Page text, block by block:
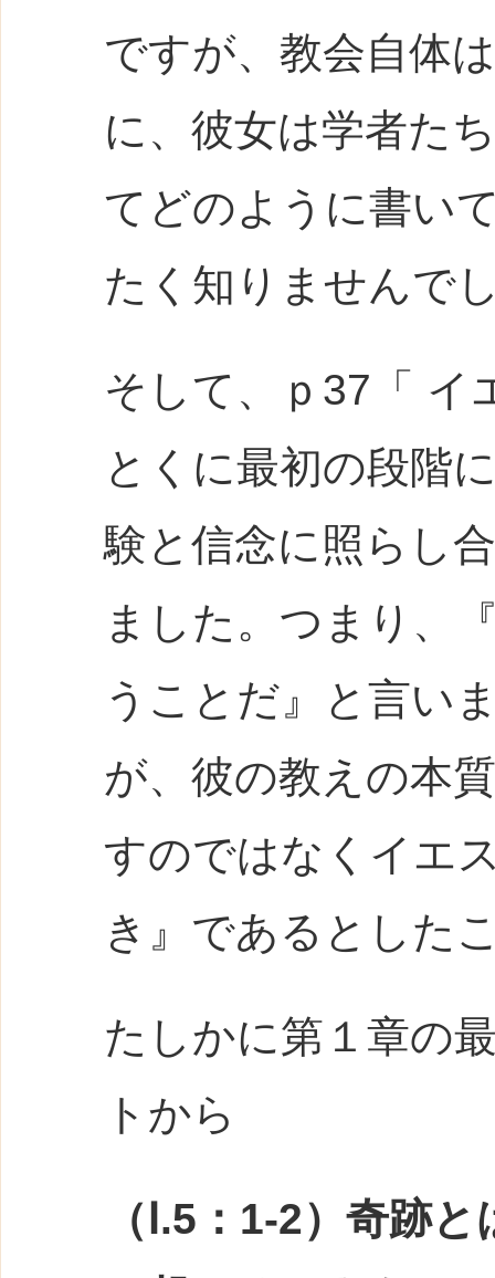
ですが、教会自体
に、彼女は学者た
てどのように書い
たく知りませんで
そして、ｐ37「 イ
とくに最初の段階
験と信念に照らし
ました。つまり、
うことだ』と言い
が、彼の教えの本
すのではなくイエ
き』であるとした
たしかに第１章の
トから
（Ⅰ.5：1-2）奇跡